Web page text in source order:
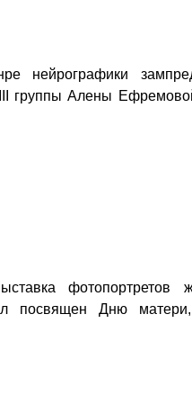
нейрографики
группы Алены
фотопортретов
посвящен Дню